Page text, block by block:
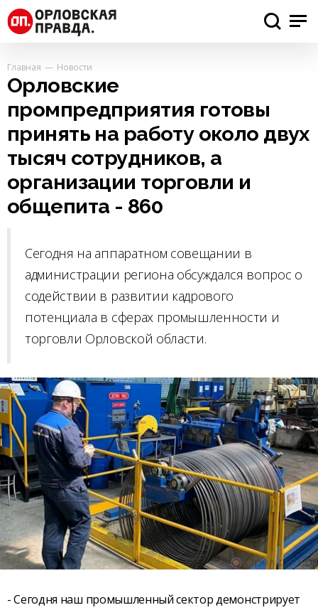
Главная Новости
Орловские
промпредприятия готовы
принять на работу около двух
тысяч сотрудников, а
организации торговли и
общепита - 860
Сегодня на аппаратном совещании в
администрации региона обсуждался вопрос о
содействии в развитии кадрового
потенциала в сферах промышленности и
торговли Орловской области.
- Сегодня наш промышленный сектор демонстрирует